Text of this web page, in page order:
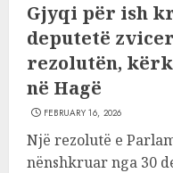
Gjyqi për ish
deputetë
rezolutën,
në Hagë
FEBRUARY 16, 2026
Një rezolutë e
nënshkruar nga 30